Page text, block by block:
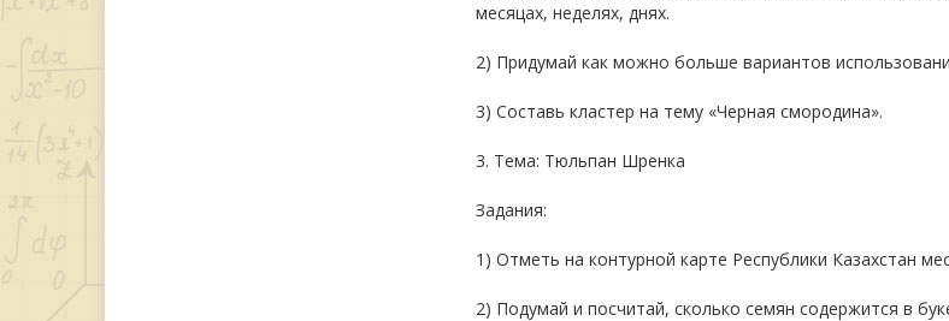
месяцах, неделях, днях.
2) Придумай как можно больше вариантов
3) Составь кластер на тему «Черная смородина».
3. Тема: Тюльпан Шренка
Задания:
1) Отметь на контурной карте Республики Казахстан
2) Подумай и посчитай, сколько семян содержится в